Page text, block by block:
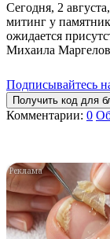
Сегодня, 2
митинг у
ожидается
Михаила
Подписывайтесь
Получить код для
Комментарии: 0